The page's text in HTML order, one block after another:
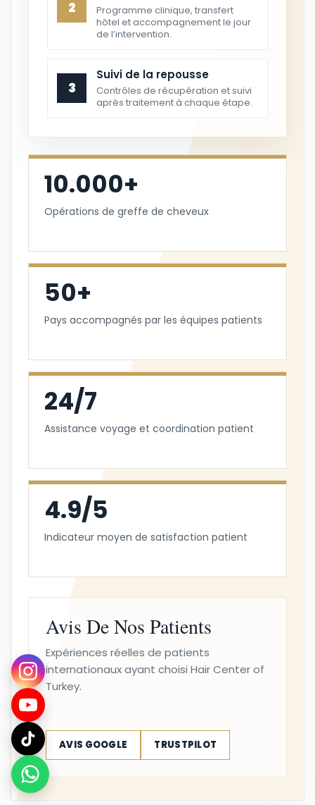
2
Programme clinique, transfert
hôtel et accompagnement le jour
de l’intervention.
3
Suivi de la repousse
Contrôles de récupération et suivi
après traitement à chaque étape.
10.000+
Opérations de greffe de cheveux
50+
Pays accompagnés par les équipes patients
24/7
Assistance voyage et coordination patient
4.9/5
Indicateur moyen de satisfaction patient
Avis De Nos Patients
Expériences réelles de patients
internationaux ayant choisi Hair Center of
Turkey.
AVIS GOOGLE TRUSTPILOT